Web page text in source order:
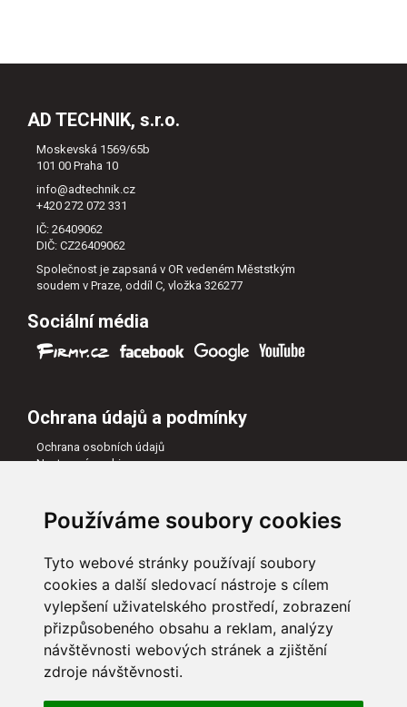
Používáme soubory cookies
Tyto webové stránky používají soubory
cookies a další sledovací nástroje s cílem
vylepšení uživatelského prostředí, zobrazení
přizpůsobeného obsahu a reklam, analýzy
návštěvnosti webových stránek a zjištění
zdroje návštěvnosti.
AD TECHNIK, s.r.o.
Moskevská 1569/65b
101 00 Praha 10
info@adtechnik.cz
+420 272 072 331
IČ: 26409062
DIČ: CZ26409062
Společnost je zapsaná v OR vedeném Měststkým
soudem v Praze, oddíl C, vložka 326277
Sociální média
Ochrana údajů a podmínky
Ochrana osobních údajů
Nastavení cookies
Naši partneři